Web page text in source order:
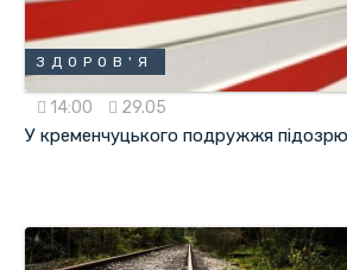
ЗДОРОВ'Я
14:00 29.05
У кременчуцького подружжя